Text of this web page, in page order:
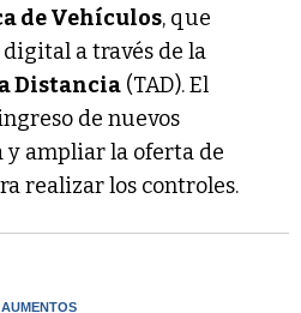
de Vehículos, que
a través de la
Distancia (TAD). El
de nuevos
y ampliar la oferta de
realizar los controles.